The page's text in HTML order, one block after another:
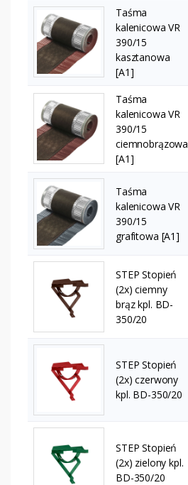
Taśma
kalenicowa VR
390/15
kasztanowa
[A1]
Taśma
kalenicowa VR
390/15
ciemnobrązowa
[A1]
Taśma
kalenicowa VR
390/15
grafitowa [A1]
STEP Stopień
(2x) ciemny
brąz kpl. BD-
350/20
STEP Stopień
(2x) czerwony
kpl. BD-350/20
STEP Stopień
(2x) zielony kpl.
BD-350/20